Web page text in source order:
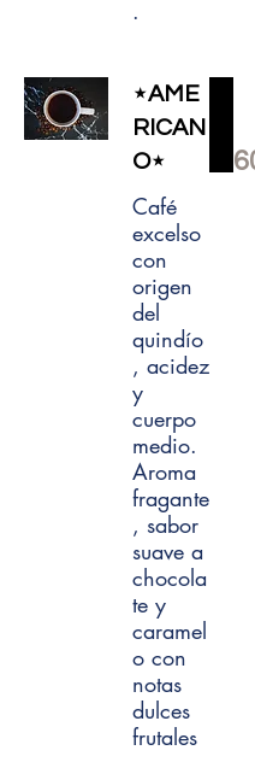
⋆AME
RICAN
O⋆
Café
excelso
con
origen
del
quindío
, acidez
y
cuerpo
medio.
Aroma
fragante
, sabor
suave a
chocola
te y
caramel
o con
notas
dulces
frutales